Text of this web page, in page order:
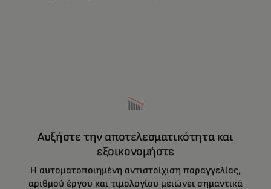
Αυξήστε την αποτελεσματικότητα και
εξοικονομήστε
Η αυτοματοποιημένη αντιστοίχιση παραγγελίας,
αριθμού έργου και τιμολογίου μειώνει σημαντικά